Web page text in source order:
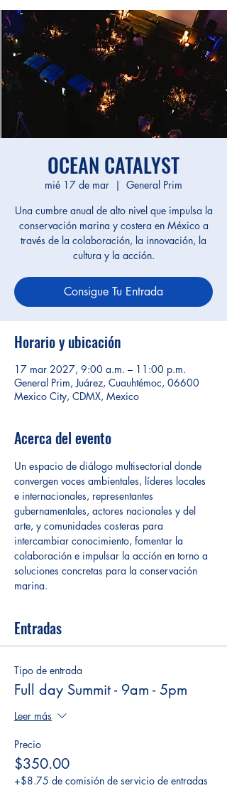
OCEAN CATALYST
mié 17 de mar
  |
General Prim
Una cumbre anual de alto nivel que impulsa la
conservación marina y costera en México a
través de la colaboración, la innovación, la
cultura y la acción.
Consigue Tu Entrada
Horario y ubicación
17 mar 2027, 9:00 a.m. – 11:00 p.m.
General Prim, Juárez, Cuauhtémoc, 06600
Mexico City, CDMX, Mexico
Acerca del evento
Un espacio de diálogo multisectorial donde
convergen voces ambientales, líderes locales
e internacionales, representantes
gubernamentales, actores nacionales y del
arte, y comunidades costeras para
intercambiar conocimiento, fomentar la
colaboración e impulsar la acción en torno a
soluciones concretas para la conservación
marina.
Entradas
Tipo de entrada
Full day Summit - 9am - 5pm
Leer más
Precio
$350.00
+$8.75 de comisión de servicio de entradas